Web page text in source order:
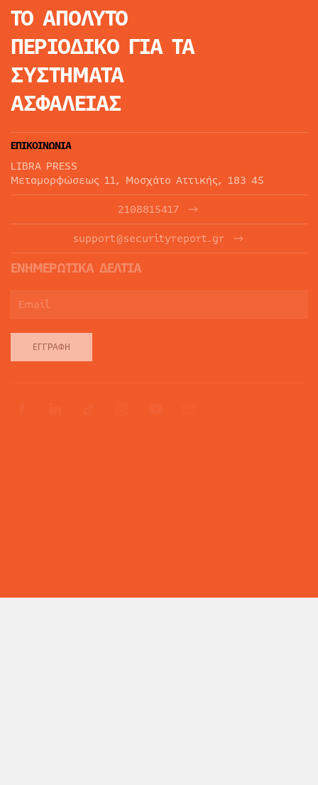
ΤΟ ΑΠΟΛΥΤΟ
ΠΕΡΙΟΔΙΚΟ ΓΙΑ ΤΑ
ΣΥΣΤΗΜΑΤΑ
ΑΣΦΑΛΕΙΑΣ
ΕΠΙΚΟΙΝΩΝΙΑ
LIBRA PRESS
Μεταμορφώσεως 11, Μοσχάτο Αττικής, 183 45
2108815417
support@securityreport.gr
ΕΝΗΜΕΡΩΤΙΚΑ ΔΕΛΤΙΑ
ΕΓΓΡΑΦΉ